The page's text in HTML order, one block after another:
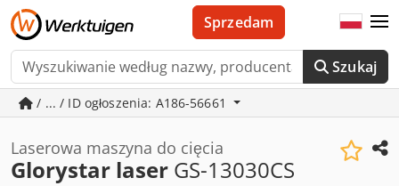
Szukaj
Sprzedam
/ ... / ID ogłoszenia: A186-56661
Laserowa maszyna do cięcia
Glorystar laser GS-13030CS